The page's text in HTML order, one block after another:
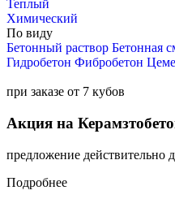
Теплый
Химический
По виду
Бетонный раствор Бетонная
Гидробетон Фибробетон
при заказе от 7 кубов
Акция на
предложение действительно
Подробнее